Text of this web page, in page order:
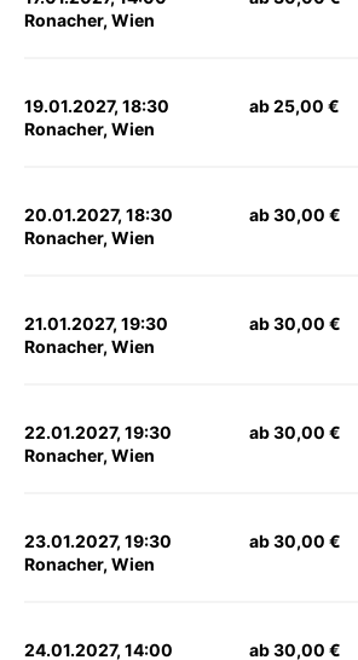
Ronacher, Wien
19.01.2027, 18:30
Ronacher, Wien
ab 25,00 €
20.01.2027, 18:30
Ronacher, Wien
ab 30,00 €
21.01.2027, 19:30
Ronacher, Wien
ab 30,00 €
22.01.2027, 19:30
Ronacher, Wien
ab 30,00 €
23.01.2027, 19:30
Ronacher, Wien
ab 30,00 €
24.01.2027, 14:00
ab 30,00 €